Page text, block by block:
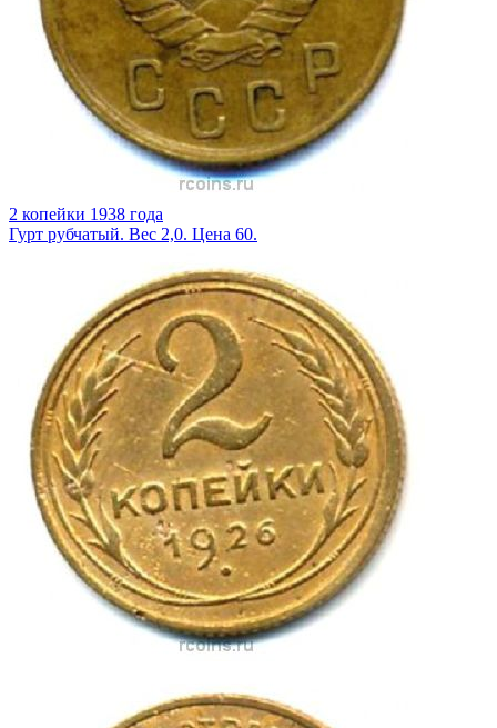
2 копейки 1938 года
Гурт рубчатый. Вес 2,0. Цена 60.